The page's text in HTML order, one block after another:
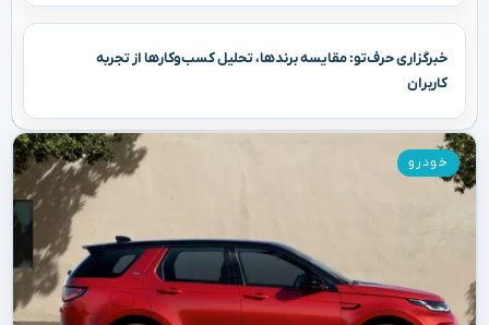
خبرگزاری حرف‌تو: مقایسه برندها، تحلیل کسب‌وکارها از تجربه
کاربران
خودرو